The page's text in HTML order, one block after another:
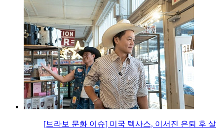
[브라보 문화 이슈] 미국 텍사스, 이서진 은퇴 후 살